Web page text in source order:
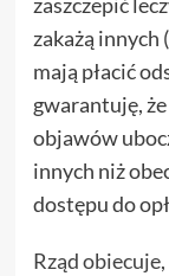
zakażą innych
mają płacić
gwarantuję,
objawów
innych niż
dostępu do
Rząd obiecuje